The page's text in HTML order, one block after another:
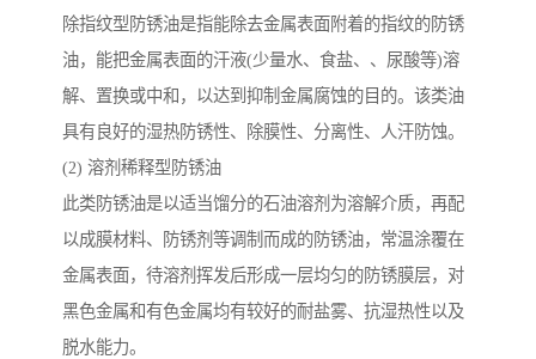
除指纹型防锈油是指能除去金属表面附着的指纹的防锈
油，能把金属表面的汗液(少量水、食盐、、尿酸等)溶
解、置换或中和，以达到抑制金属腐蚀的目的。该类油
具有良好的湿热防锈性、除膜性、分离性、人汗防蚀。
(2) 溶剂稀释型防锈油
此类防锈油是以适当馏分的石油溶剂为溶解介质，再配
以成膜材料、防锈剂等调制而成的防锈油，常温涂覆在
金属表面，待溶剂挥发后形成一层均匀的防锈膜层，对
黑色金属和有色金属均有较好的耐盐雾、抗湿热性以及
脱水能力。